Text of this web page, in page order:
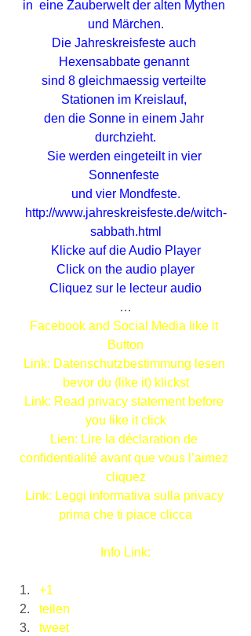
in  eine Zauberwelt der alten Mythen
und Märchen.
Die Jahreskreisfeste auch
Hexensabbate genannt
sind 8 gleichmaessig verteilte
Stationen im Kreislauf,
den die Sonne in einem Jahr
durchzieht.
Sie werden eingeteilt in vier
Sonnenfeste
und vier Mondfeste.
http://www.jahreskreisfeste.de/witch-
sabbath.html
Klicke auf die Audio Player
Click on the audio player
Cliquez sur le lecteur audio
…
Facebook and Social Media like it
Button
Link: Datenschutzbestimmung lesen
bevor du (like it) klickst
Link: Read privacy statement before
you like it click
Lien: Lire la déclaration de
confidentialité avant que vous l’aimez
cliquez
Link: Leggi informativa sulla privacy
prima che ti piace clicca
Info Link:
+1
teilen
tweet